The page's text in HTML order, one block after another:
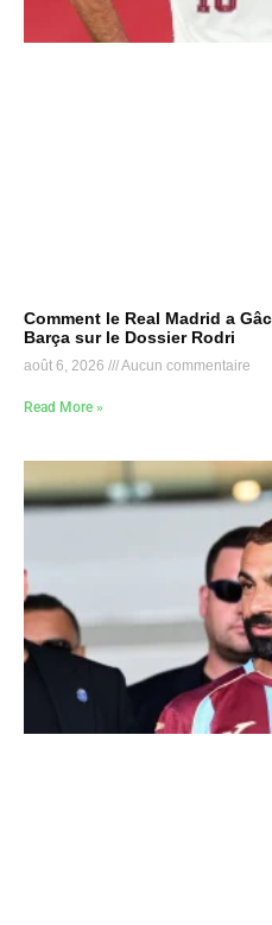
Comment le Real Madrid a
Barça sur le Dossier Rodri
août 6, 2026 Aucun commentaire
Read More »